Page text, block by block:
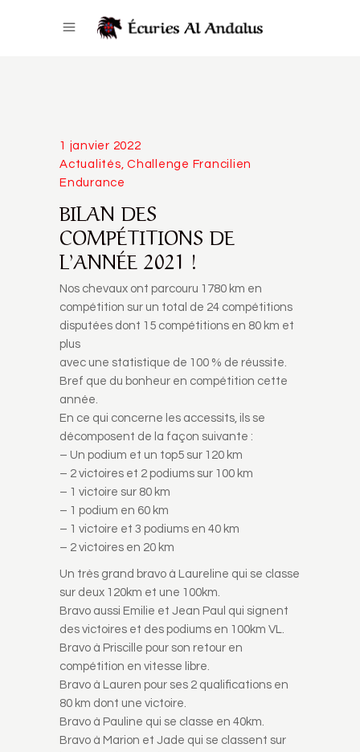
1 janvier 2022
Actualités, Challenge Francilien
Endurance
BILAN DES
COMPÉTITIONS DE
L’ANNÉE 2021 !
Nos chevaux ont parcouru 1780 km en
compétition sur un total de 24 compétitions
disputées dont 15 compétitions en 80 km et
plus
avec une statistique de 100 % de réussite.
Bref que du bonheur en compétition cette
année.
En ce qui concerne les accessits, ils se
décomposent de la façon suivante :
– Un podium et un top5 sur 120 km
– 2 victoires et 2 podiums sur 100 km
– 1 victoire sur 80 km
– 1 podium en 60 km
– 1 victoire et 3 podiums en 40 km
– 2 victoires en 20 km
Un très grand bravo à Laureline qui se classe
sur deux 120km et une 100km.
Bravo aussi Emilie et Jean Paul qui signent
des victoires et des podiums en 100km VL.
Bravo à Priscille pour son retour en
compétition en vitesse libre.
Bravo à Lauren pour ses 2 qualifications en
80 km dont une victoire.
Bravo à Pauline qui se classe en 40km.
Bravo à Marion et Jade qui se classent sur